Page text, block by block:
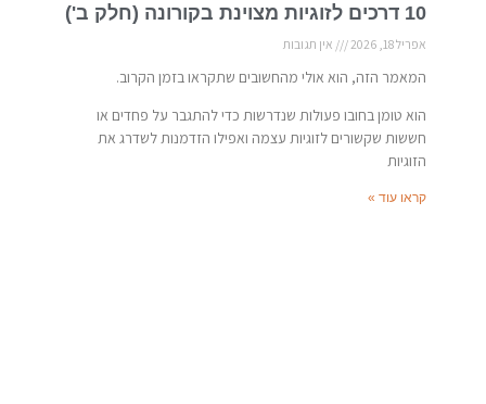
10 דרכים לזוגיות מצוינת בקורונה (חלק ב')
אפריל 18, 2026 אין תגובות
המאמר הזה, הוא אולי מהחשובים שתקראו בזמן הקרוב.
הוא טומן בחובו פעולות שנדרשות כדי להתגבר על פחדים או
חששות שקשורים לזוגיות עצמה ואפילו הזדמנות לשדרג את
הזוגיות
קראו עוד »